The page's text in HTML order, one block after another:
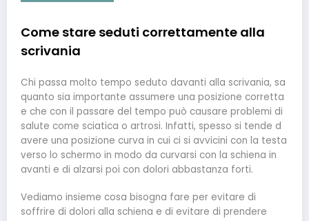
Come stare seduti correttamente alla
scrivania
Chi passa molto tempo seduto davanti alla scrivania, sa
quanto sia importante assumere una posizione corretta
e che con il passare del tempo può causare problemi di
salute come sciatica o artrosi. Infatti, spesso si tende d
avere una posizione curva in cui ci si avvicini con la testa
verso lo schermo in modo da curvarsi con la schiena in
avanti e di alzarsi poi con dolori abbastanza forti.
Vediamo insieme cosa bisogna fare per evitare di
soffrire di dolori alla schiena e di evitare di prendere